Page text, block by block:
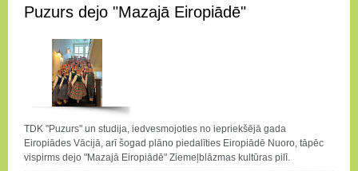
Puzurs dejo "Mazajā Eiropiādē"
TDK "Puzurs" un studija, iedvesmojoties no iepriekšējā gada
Eiropiādes Vācijā, arī šogad plāno piedalīties Eiropiādē Nuoro, tāpēc
vispirms dejo "Mazajā Eiropiādē" Ziemeļblāzmas kultūras pilī.